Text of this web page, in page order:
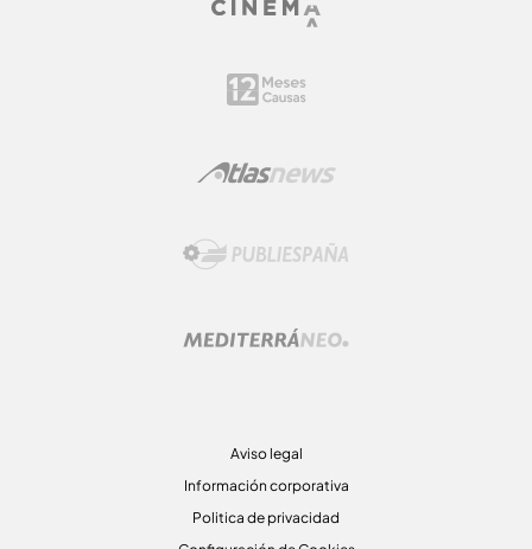
Aviso legal
Información corporativa
Politica de privacidad